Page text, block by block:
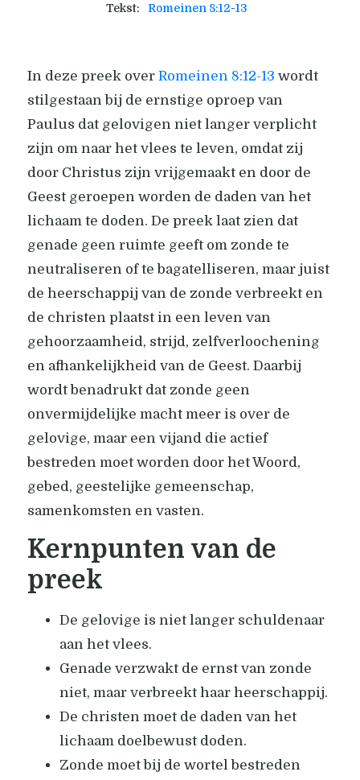
Tekst: Romeinen 8:12-13
In deze preek over Romeinen 8:12-13 wordt
stilgestaan bij de ernstige oproep van
Paulus dat gelovigen niet langer verplicht
zijn om naar het vlees te leven, omdat zij
door Christus zijn vrijgemaakt en door de
Geest geroepen worden de daden van het
lichaam te doden. De preek laat zien dat
genade geen ruimte geeft om zonde te
neutraliseren of te bagatelliseren, maar juist
de heerschappij van de zonde verbreekt en
de christen plaatst in een leven van
gehoorzaamheid, strijd, zelfverloochening
en afhankelijkheid van de Geest. Daarbij
wordt benadrukt dat zonde geen
onvermijdelijke macht meer is over de
gelovige, maar een vijand die actief
bestreden moet worden door het Woord,
gebed, geestelijke gemeenschap,
samenkomsten en vasten.
Kernpunten van de
preek
De gelovige is niet langer schuldenaar
aan het vlees.
Genade verzwakt de ernst van zonde
niet, maar verbreekt haar heerschappij.
De christen moet de daden van het
lichaam doelbewust doden.
Zonde moet bij de wortel bestreden